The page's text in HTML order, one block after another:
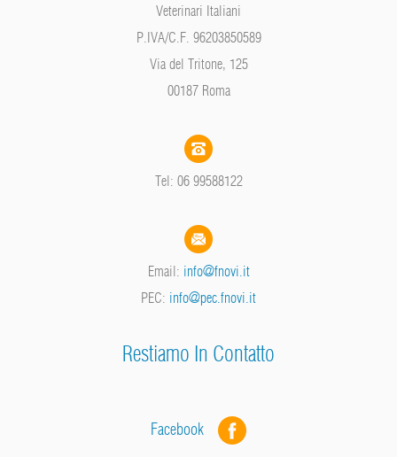
Veterinari Italiani
P.IVA/C.F. 96203850589
Via del Tritone, 125
00187 Roma
Tel: 06 99588122
Email: info@fnovi.it
PEC: info@pec.fnovi.it
Restiamo In Contatto
Facebook